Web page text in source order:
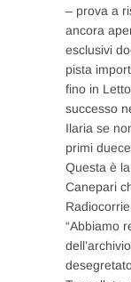
– prova a
ancora
esclusivi
pista
fino in
successo
Ilaria se
primi
Questa è
Canepari
“Abbiamo